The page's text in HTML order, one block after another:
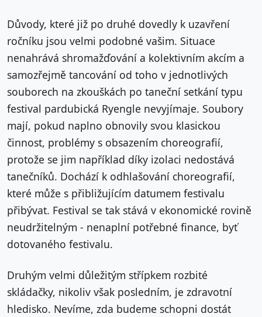
Důvody, které již po druhé dovedly k uzavření
ročníku jsou velmi podobné vašim. Situace
nenahrává shromažďování a kolektivním akcím a
samozřejmě tancování od toho v jednotlivých
souborech na zkouškách po taneční setkání typu
festival pardubická Ryengle nevyjímaje. Soubory
mají, pokud naplno obnovily svou klasickou
činnost, problémy s obsazením choreografií,
protože se jim například díky izolaci nedostává
tanečníků. Dochází k odhlašování choreografií,
které může s přibližujícím datumem festivalu
přibývat. Festival se tak stává v ekonomické rovině
neudržitelným - nenaplní potřebné finance, byť
dotovaného festivalu.
Druhým velmi důležitým střípkem rozbité
skládačky, nikoliv však posledním, je zdravotní
hledisko. Nevíme, zda budeme schopni dostát